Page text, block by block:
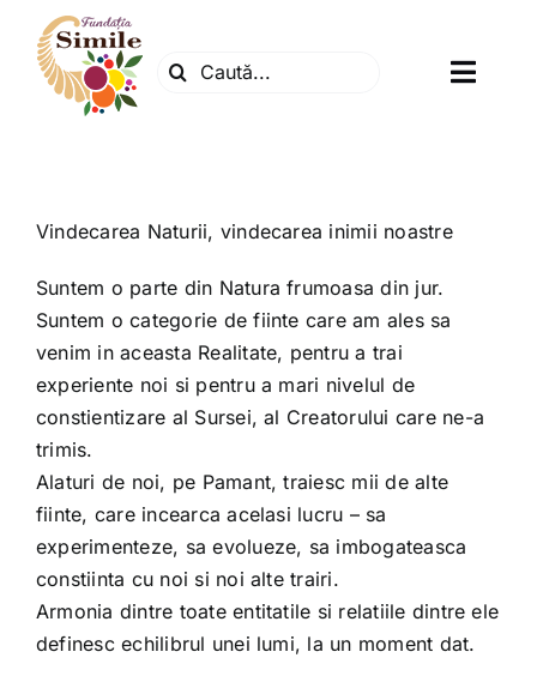
content
Search
Centrul natura
Articole
Dr. Soescu
Shop
Tratamente naturale
Vindecarea Naturii, vindecarea inimii noastre
Suntem o parte din Natura frumoasa din jur.
Suntem o categorie de fiinte care am ales sa
venim in aceasta Realitate, pentru a trai
experiente noi si pentru a mari nivelul de
constientizare al Sursei, al Creatorului care ne-a
trimis.
Alaturi de noi, pe Pamant, traiesc mii de alte
fiinte, care incearca acelasi lucru – sa
experimenteze, sa evolueze, sa imbogateasca
constiinta cu noi si noi alte trairi.
Armonia dintre toate entitatile si relatiile dintre ele
definesc echilibrul unei lumi, la un moment dat.